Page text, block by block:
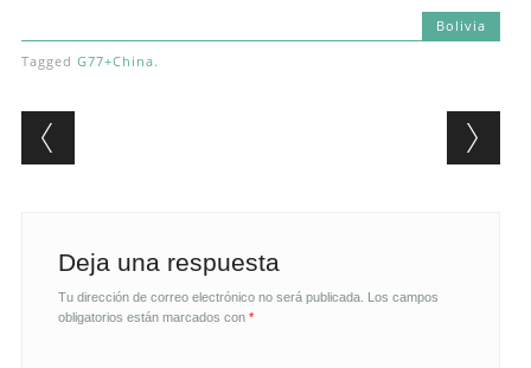
Bolivia
Tagged G77+China.
Post navigation
Deja una respuesta
Tu dirección de correo electrónico no será publicada. Los campos
obligatorios están marcados con *